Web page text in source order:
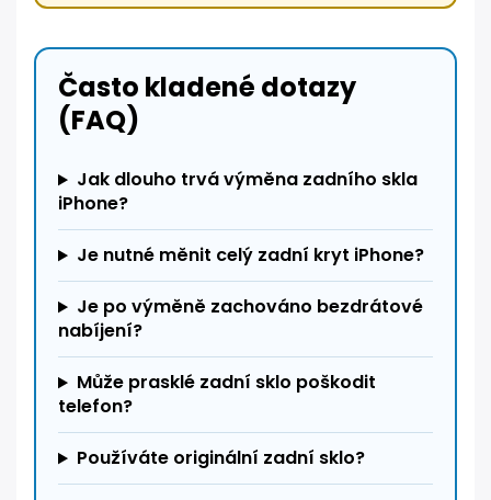
Často kladené dotazy
(FAQ)
Jak dlouho trvá výměna zadního skla
iPhone?
Je nutné měnit celý zadní kryt iPhone?
Je po výměně zachováno bezdrátové
nabíjení?
Může prasklé zadní sklo poškodit
telefon?
Používáte originální zadní sklo?